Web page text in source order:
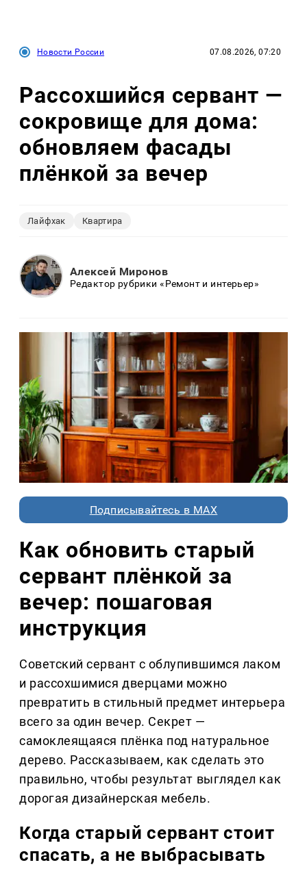
Новости России 07.08.2026, 07:20
Рассохшийся сервант —
сокровище для дома:
обновляем фасады
плёнкой за вечер
Лайфхак Квартира
Алексей Миронов
Редактор рубрики «Ремонт и интерьер»
Подписывайтесь в MAX
Как обновить старый
сервант плёнкой за
вечер: пошаговая
инструкция
Советский сервант с облупившимся лаком
и рассохшимися дверцами можно
превратить в стильный предмет интерьера
всего за один вечер. Секрет —
самоклеящаяся плёнка под натуральное
дерево. Рассказываем, как сделать это
правильно, чтобы результат выглядел как
дорогая дизайнерская мебель.
Когда старый сервант стоит
спасать, а не выбрасывать